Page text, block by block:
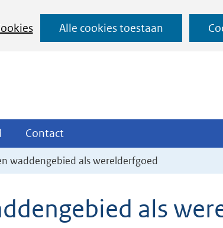
Alle cookies toestaan
Ga
naar
Overheid
Uitklappen
Contact
Uitklappen
waddengebied als werelderfgoed
als